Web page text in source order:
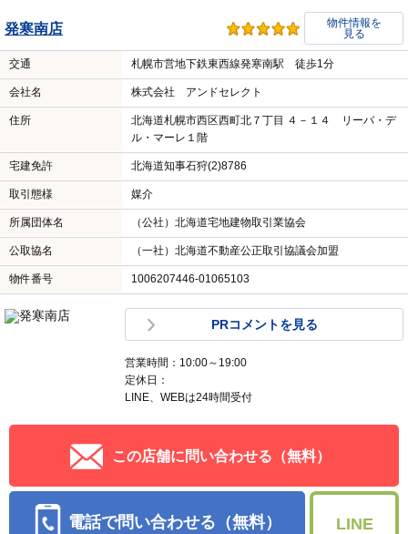
発寒南店
物件情報を
見る
交通 札幌市営地下鉄東西線発寒南駅 徒歩1分
会社名 株式会社 アンドセレクト
住所
北海道札幌市西区西町北７丁目 ４－１４ リーバ・デ
ル・マーレ１階
宅建免許 北海道知事石狩(2)8786
取引態様 媒介
所属団体名 （公社）北海道宅地建物取引業協会
公取協名 （一社）北海道不動産公正取引協議会加盟
物件番号 1006207446-01065103
PRコメントを見る
営業時間：10:00～19:00
定休日：
LINE、WEBは24時間受付
この店舗に問い合わせる（無料）
電話で問い合わせる（無料） LINE